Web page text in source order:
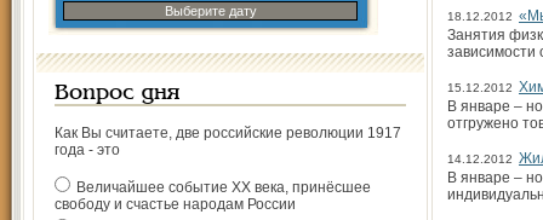
Выберите дату
Вопрос дня
Как Вы считаете, две российские революции 1917
года - это
Величайшее событие ХХ века, принёсшее
свободу и счастье народам России
18.12.2012
Занятия
зависимости
15.12.2012
В январе –
отгружено
14.12.2012
В январе –